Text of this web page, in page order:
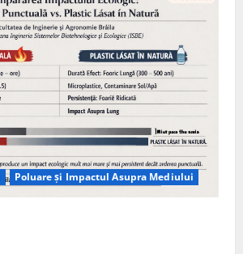
Poluare și Impactul Asupra Mediului